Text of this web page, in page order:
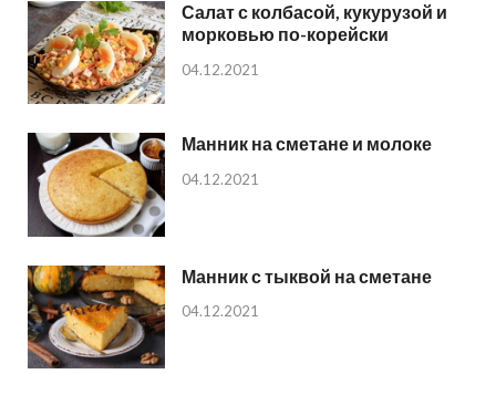
Салат с колбасой, кукурузой и
морковью по-корейски
04.12.2021
Манник на сметане и молоке
04.12.2021
Манник с тыквой на сметане
04.12.2021